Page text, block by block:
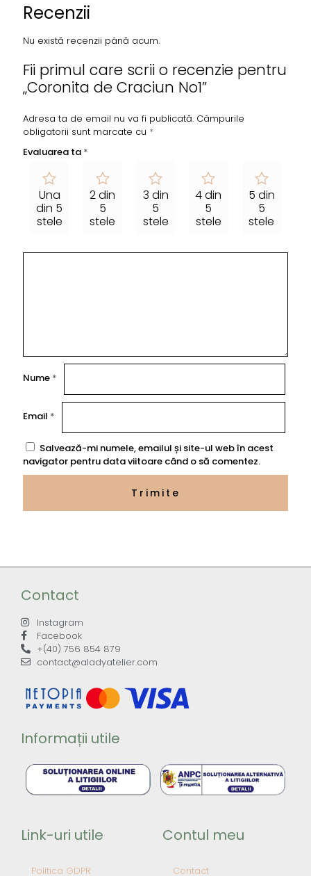
Recenzii
Nu există recenzii până acum.
Fii primul care scrii o recenzie pentru
„Coronita de Craciun No1”
Adresa ta de email nu va fi publicată. Câmpurile
obligatorii sunt marcate cu *
Evaluarea ta *
Una
din 5
stele
2 din
5
stele
3 din
5
stele
4 din
5
stele
5 din
5
stele
Nume *
Email *
Salvează-mi numele, emailul și site-ul web în acest
navigator pentru data viitoare când o să comentez.
Contact
Instagram
Facebook
+(40) 756 854 879
contact@aladyatelier.com
Informații utile
Link-uri utile
Politica GDPR
Contul meu
Contact